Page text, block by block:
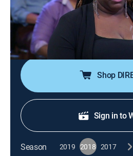
Cuando César vino a EE.UU.
con la esperanza de traerla, pero
Alejandra llegó, descubre que
mujer y tienen un restaurante.
Shop
Sign in to
Season 2019 2018 2017